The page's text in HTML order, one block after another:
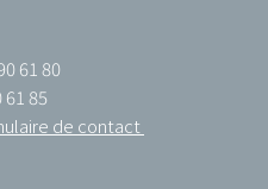
61 80
61 85
de contact